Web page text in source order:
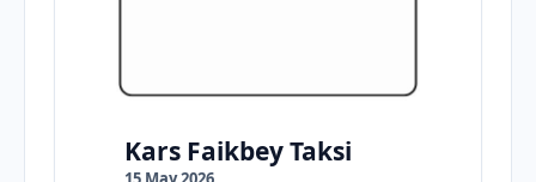
Kars Faikbey Taksi